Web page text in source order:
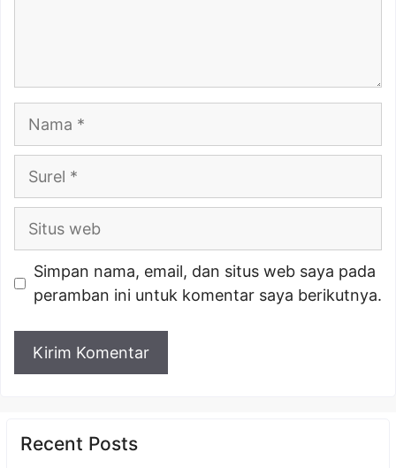
Nama
Surel
Situs
Simpan nama, email, dan situs web saya pada
peramban ini untuk komentar saya berikutnya.
Recent Posts